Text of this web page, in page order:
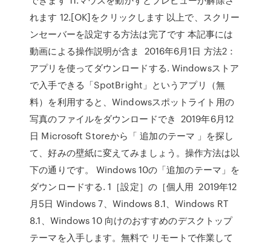
れます 12.[OK]をクリックします 以上で、スクリー
ンセーバーを設定する方法は完了です 本記事には
動画による操作説明が含ま 2016年6月1日 方法2：
アプリを使ってダウンロードする. Windowsストア
で入手できる「SpotBright」というアプリ（無
料）を利用すると、Windowsスポットライト用の
写真のファイルをダウンロードでき 2019年6月12
日 Microsoft Storeから「 追加のテーマ 」を探し
て、好みの壁紙に変えてみましょう。操作方法は以
下の通りです。 Windows 10の「追加のテーマ」を
ダウンロードする. 1［設定］の［個人用 2019年12
月5日 Windows 7、Windows 8.1、Windows RT
8.1、Windows 10 向けのおすすめのデスクトップ
テーマを入手します。無料で リモートで作業して